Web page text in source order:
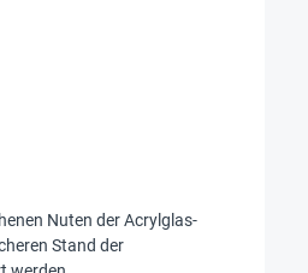
Nuten der Acrylglas-
Stand der